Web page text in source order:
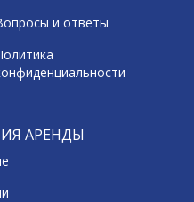
и ответы
АРЕНДЫ